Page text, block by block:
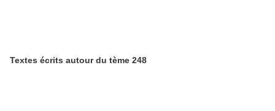
Textes écrits autour du tème 248